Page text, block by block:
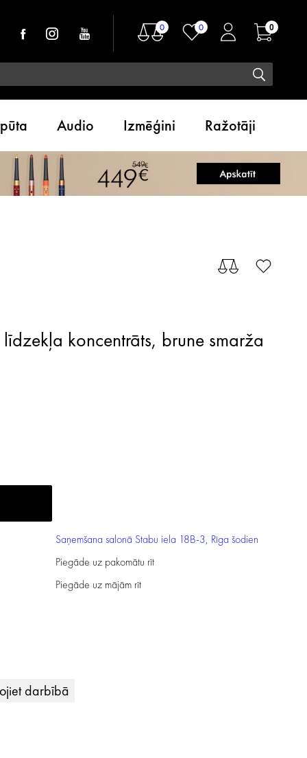
0 0 0
Audio Izmēģini Ražotāji
līdzekļa koncentrāts, brune smarža
Saņemšana salonā Stabu iela 18B-3, Rīga šodien
Piegāde uz pakomātu rīt
Piegāde uz mājām rīt
darbībā